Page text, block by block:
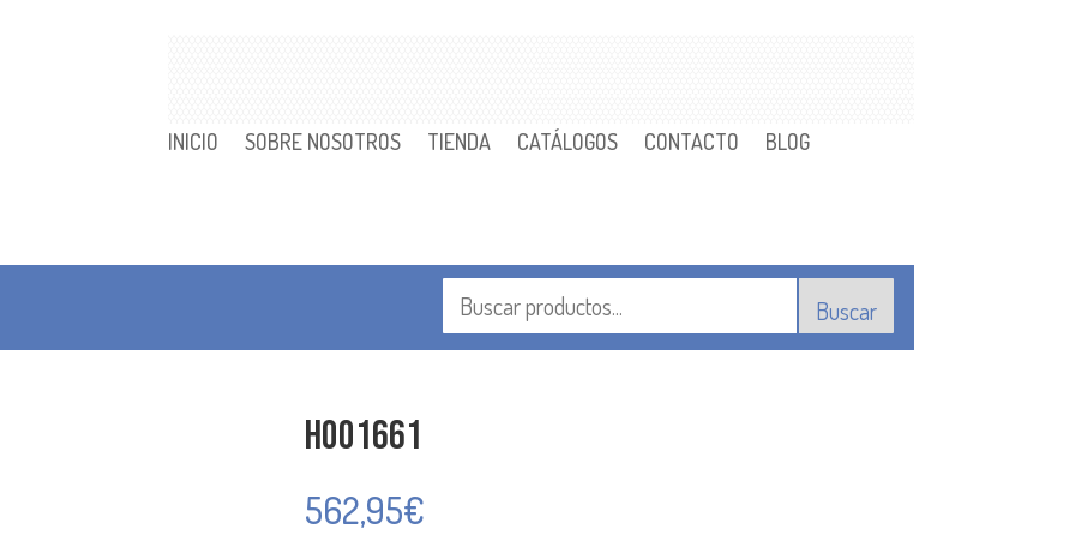
INICIO SOBRE NOSOTROS TIENDA CATÁLOGOS CONTACTO BLOG
Buscar
H001661
562,95€